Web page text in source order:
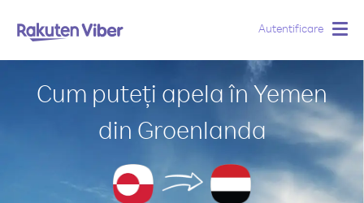
Autentificare
Cum puteți apela în Yemen
din Groenlanda